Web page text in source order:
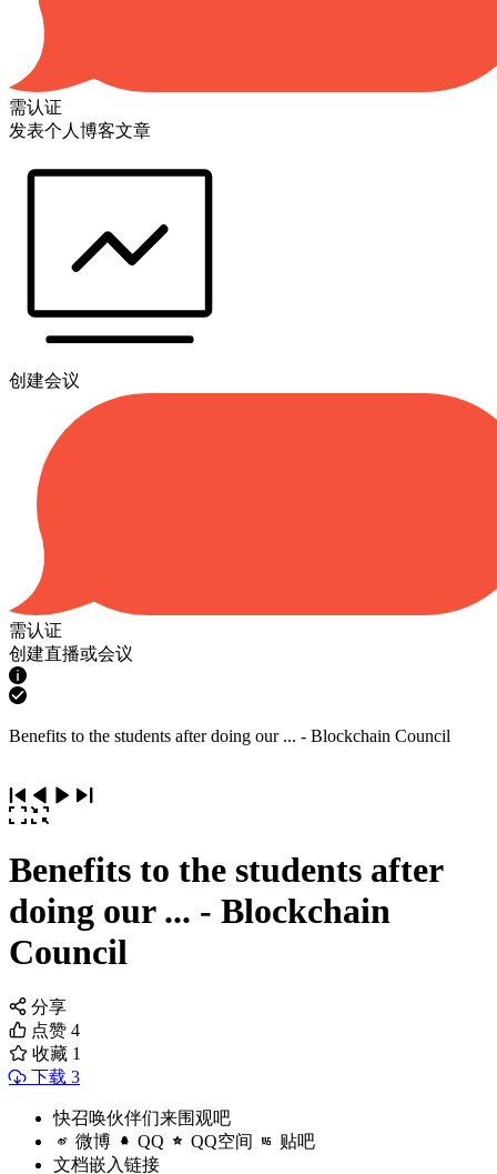
需认证
发表个人博客文章
创建会议
需认证
创建直播或会议
Benefits to the students after doing our ... - Blockchain Council
Benefits to the students after
doing our ... - Blockchain
Council
分享
点赞 4
收藏 1
下载 3
快召唤伙伴们来围观吧
微博 QQ QQ空间 贴吧
文档嵌入链接